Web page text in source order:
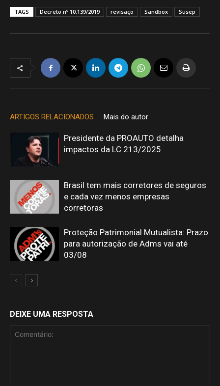
TAGS Decreto nº 10.139/2019 revisaço Sandbox Susep
ARTIGOS RELACIONADOS Mais do autor
Presidente da PROAUTO detalha
impactos da LC 213/2025
Brasil tem mais corretores de seguros
e cada vez menos empresas
corretoras
Proteção Patrimonial Mutualista: Prazo
para autorização de Adms vai até
03/08
DEIXE UMA RESPOSTA